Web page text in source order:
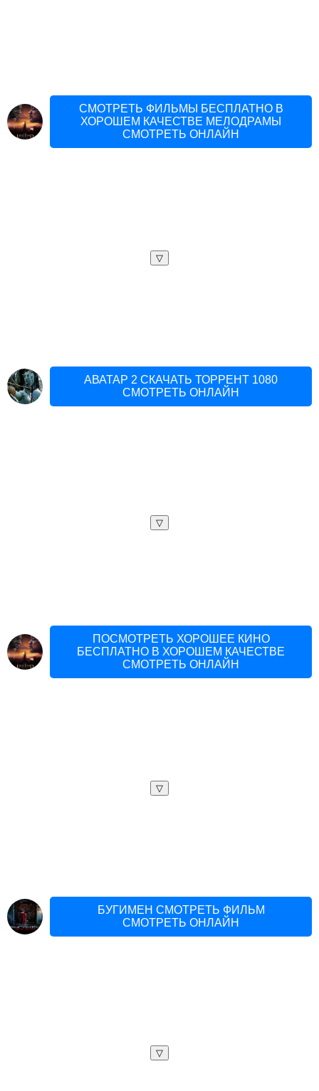
СМОТРЕТЬ ФИЛЬМЫ БЕСПЛАТНО В
ХОРОШЕМ КАЧЕСТВЕ МЕЛОДРАМЫ
СМОТРЕТЬ ОНЛАЙН
▽
АВАТАР 2 СКАЧАТЬ ТОРРЕНТ 1080
СМОТРЕТЬ ОНЛАЙН
▽
ПОСМОТРЕТЬ ХОРОШЕЕ КИНО
БЕСПЛАТНО В ХОРОШЕМ КАЧЕСТВЕ
СМОТРЕТЬ ОНЛАЙН
▽
БУГИМЕН СМОТРЕТЬ ФИЛЬМ
СМОТРЕТЬ ОНЛАЙН
▽